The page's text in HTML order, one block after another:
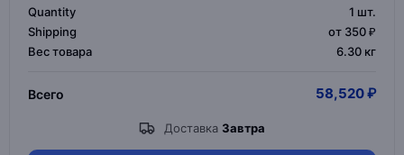
Quantity 1 шт.
Shipping
от 350 ₽
Вес товара
6.30 кг
Всего 58,520 ₽
Доставка Завтра